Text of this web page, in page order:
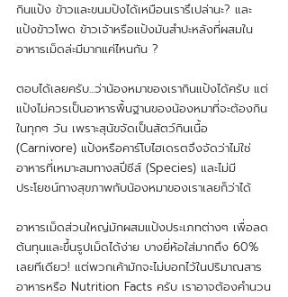
กินแป้ง ข้าวและขนมปังได้เหมือนเรารึเปล่านะ? และ
แป้งข้าวโพด ข้าวเจ้าหรือแป้งมันสำปะหลังที่ผสมใน
อาหารเม็ดล่ะมีมากแค่ไหนกัน ?
ตอบได้เลยครับ...ว่าน้องหมาของเรากินแป้งได้ครับ แต่
แป้งไม่ควรเป็นอาหารพื้นฐานของน้องหมาที่จะต้องกิน
ในทุกๆ วัน เพราะสุนัขจัดเป็นสัตว์กินเนื้อ
(Carnivore) แป้งหรือคาร์โบไฮเดรตจึงจัดว่าไม่ใช่
อาหารที่เหมาะสมทางสปีชีส์ (Species) และไม่มี
ประโยชน์ทางสุขภาพกับน้องหมาของเราเลยก็ว่าได้
อาหารเม็ดส่วนใหญ่มักผสมแป้งประเภทต่างๆ เพื่อลด
ต้นทุนและขึ้นรูปเม็ดได้ง่าย บางยี่ห้อใส่มากถึง 60%
เลยทีเดียว! แต่พวกเค้ามักจะไม่บอกไว้ในปริมาณสาร
อาหารหรือ Nutrition Facts ครับ เราอาจต้องคำนวน